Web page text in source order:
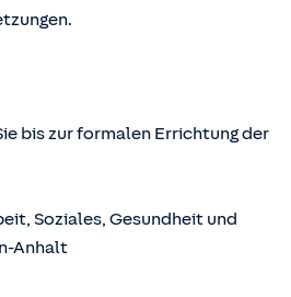
bis zur formalen Errichtung der
Soziales, Gesundheit und
Anhalt